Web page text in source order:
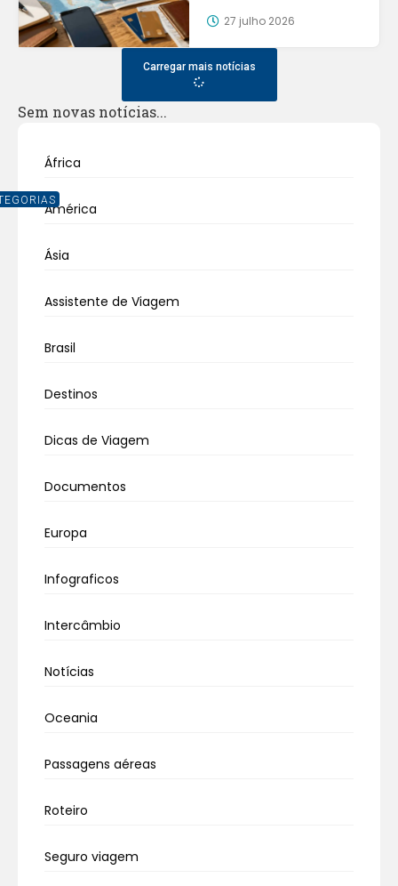
África
América
Ásia
Assistente de Viagem
Brasil
Destinos
Dicas de Viagem
Documentos
Europa
Infograficos
Intercâmbio
Notícias
Oceania
Passagens aéreas
Roteiro
Seguro viagem
27 julho 2026
Carregar mais notícias
Sem novas notícias...